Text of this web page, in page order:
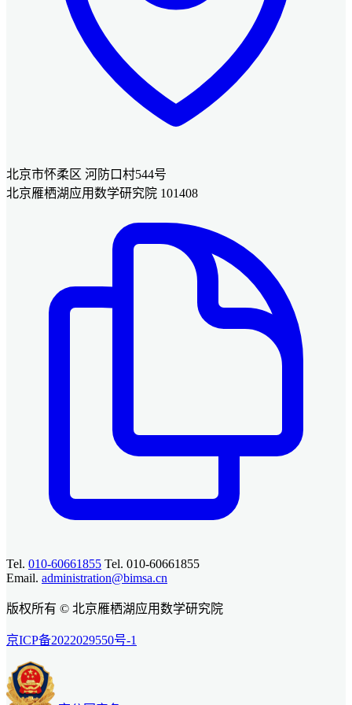
北京市怀柔区 河防口村544号
北京雁栖湖应用数学研究院 101408
Tel. 010-60661855 Tel. 010-60661855
Email. administration@bimsa.cn
版权所有 © 北京雁栖湖应用数学研究院
京ICP备2022029550号-1